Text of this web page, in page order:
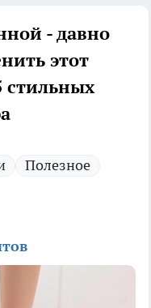
- давно
этот
стильных
Полезное